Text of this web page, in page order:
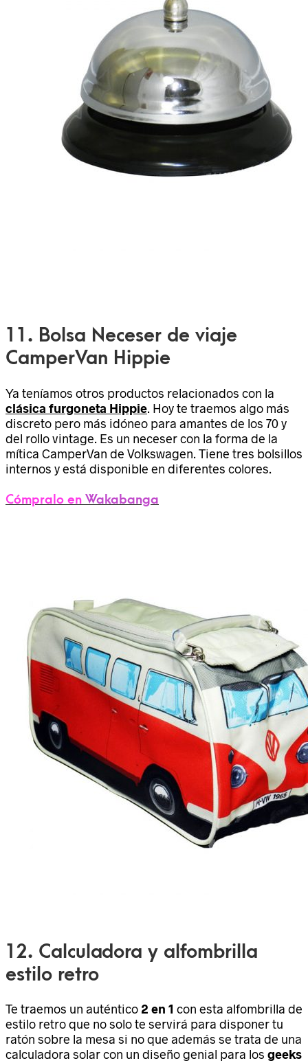
11. Bolsa Neceser de viaje
CamperVan Hippie
Ya teníamos otros productos relacionados con la
clásica furgoneta Hippie. Hoy te traemos algo más
discreto pero más idóneo para amantes de los 70 y
del rollo vintage. Es un neceser con la forma de la
mítica CamperVan de Volkswagen. Tiene tres bolsillos
internos y está disponible en diferentes colores.
Cómpralo en Wakabanga
12. Calculadora y alfombrilla
estilo retro
Te traemos un auténtico 2 en 1 con esta alfombrilla de
estilo retro que no solo te servirá para disponer tu
ratón sobre la mesa si no que además se trata de una
calculadora solar con un diseño genial para los geeks